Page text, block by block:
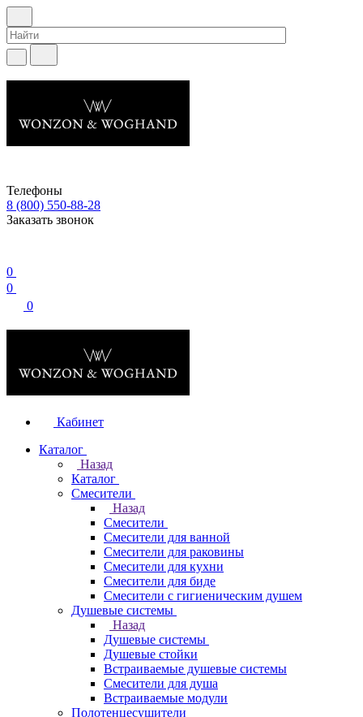
Телефоны
8 (800) 550-88-28
Заказать звонок
0
0
0
Кабинет
Каталог
Назад
Каталог
Смесители
Назад
Смесители
Смесители для ванной
Смесители для раковины
Смесители для кухни
Смесители для биде
Смесители с гигиеническим душем
Душевые системы
Назад
Душевые системы
Душевые стойки
Встраиваемые душевые системы
Смесители для душа
Встраиваемые модули
Полотенцесушители